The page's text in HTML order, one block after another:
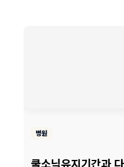
병원
쿨소닉유지기간과